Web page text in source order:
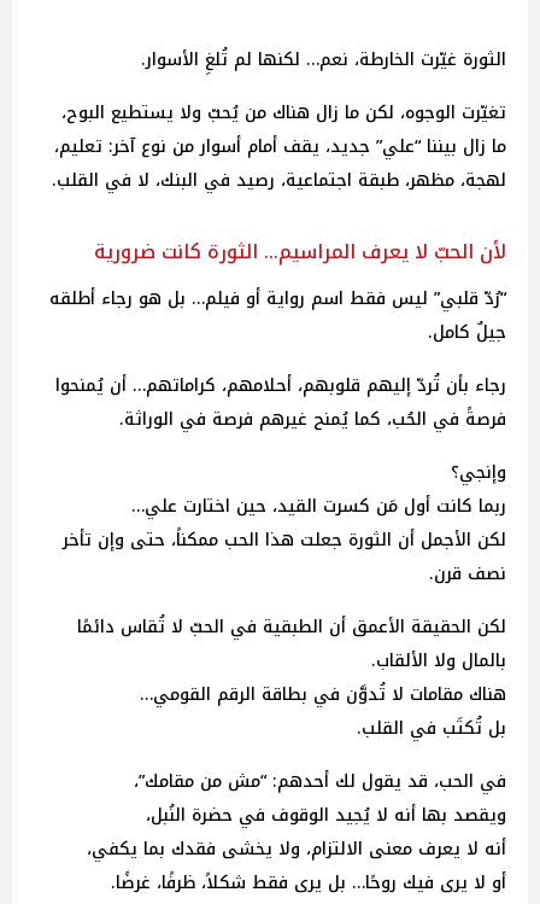
الثورة غيّرت الخارطة، نعم… لكنها لم تُلغِ الأسوار.
تغيّرت الوجوه، لكن ما زال هناك من يُحبّ ولا يستطيع البوح،
ما زال بيننا “علي” جديد، يقف أمام أسوار من نوع آخر: تعليم،
لهجة، مظهر، طبقة اجتماعية، رصيد في البنك، لا في القلب.
لأن الحبّ لا يعرف المراسيم… الثورة كانت ضرورية
“رُدّ قلبي” ليس فقط اسم رواية أو فيلم… بل هو رجاء أطلقه
جيلٌ كامل.
رجاء بأن تُردّ إليهم قلوبهم، أحلامهم، كراماتهم… أن يُمنحوا
فرصةً في الحُب، كما يُمنح غيرهم فرصة في الوراثة.
وإنجي؟
ربما كانت أول مَن كسرت القيد، حين اختارت علي…
لكن الأجمل أن الثورة جعلت هذا الحب ممكناً، حتى وإن تأخر
نصف قرن.
لكن الحقيقة الأعمق أن الطبقية في الحبّ لا تُقاس دائمًا
بالمال ولا الألقاب.
هناك مقامات لا تُدوَّن في بطاقة الرقم القومي…
بل تُكتَب في القلب.
في الحب، قد يقول لك أحدهم: “مش من مقامك”،
ويقصد بها أنه لا يُجيد الوقوف في حضرة النُبل،
أنه لا يعرف معنى الالتزام، ولا يخشى فقدك بما يكفي،
أو لا يرى فيك روحًا… بل يرى فقط شكلاً، ظرفًا، غرضًا.